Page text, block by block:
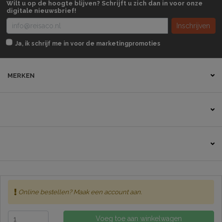
Online bestellen? Maak een account aan.
Voeg toe aan winkelwagen
Wilt u op de hoogte blijven? Schrijft u zich dan in voor onze
digitale nieuwsbrief!
Inschrijven
Ja, ik schrijf me in voor de marketingpromoties
MERKEN
Sitemap Disclaimer Algemene voorwaarden Privacybeleid